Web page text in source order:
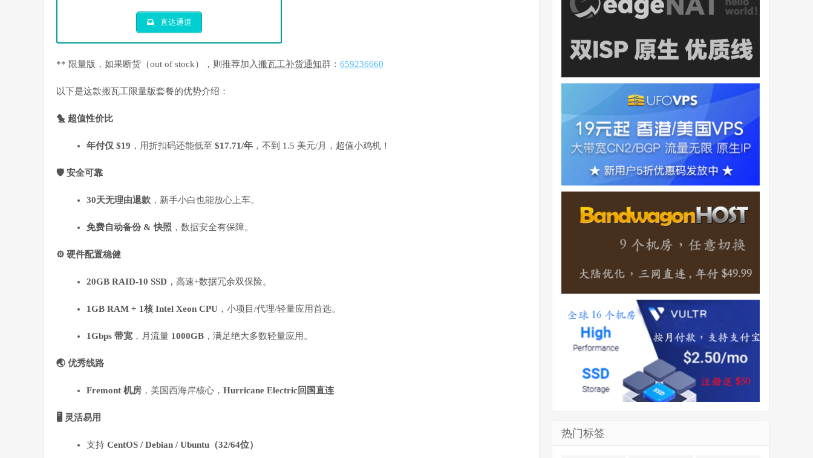
直达通道
** 限量版，如果断货（out of stock），则推荐加入搬瓦工补货通知群： 659236660
以下是这款搬瓦工限量版套餐的优势介绍：
🐤 超值性价比
年付仅 $19 ，用折扣码还能低至 $17.71/年 ，不到 1.5 美元/月，超值小鸡机！
🛡️ 安全可靠
30天无理由退款 ，新手小白也能放心上车。
免费自动备份 & 快照 ，数据安全有保障。
⚙️ 硬件配置稳健
20GB RAID-10 SSD ，高速+数据冗余双保险。
1GB RAM + 1核 Intel Xeon CPU ，小项目/代理/轻量应用首选。
1Gbps 带宽 ，月流量 1000GB ，满足绝大多数轻量应用。
🌏 优秀线路
Fremont 机房 ，美国西海岸核心， Hurricane Electric回国直连
🖥️ 灵活易用
支持 CentOS / Debian / Ubuntu（32/64位）
热门标签